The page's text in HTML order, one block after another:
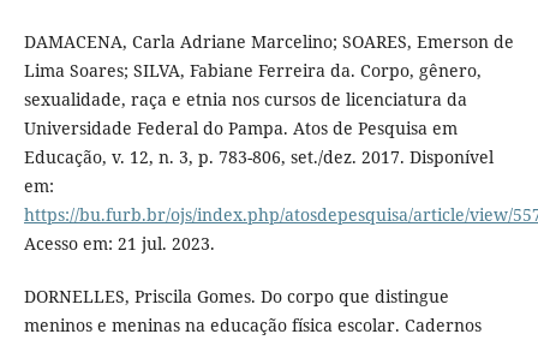
DAMACENA, Carla Adriane Marcelino; SOARES, Emerson de
Lima Soares; SILVA, Fabiane Ferreira da. Corpo, gênero,
sexualidade, raça e etnia nos cursos de licenciatura da
Universidade Federal do Pampa. Atos de Pesquisa em
Educação, v. 12, n. 3, p. 783-806, set./dez. 2017. Disponível
em:
https://bu.furb.br/ojs/index.php/atosdepesquisa/article/view/
Acesso em: 21 jul. 2023.
DORNELLES, Priscila Gomes. Do corpo que distingue
meninos e meninas na educação física escolar. Cadernos